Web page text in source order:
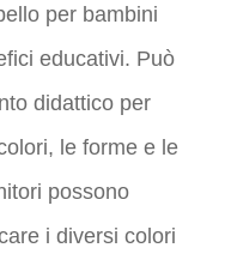
per bambini
educativi. Può
didattico per
le forme e le
possono
i diversi colori